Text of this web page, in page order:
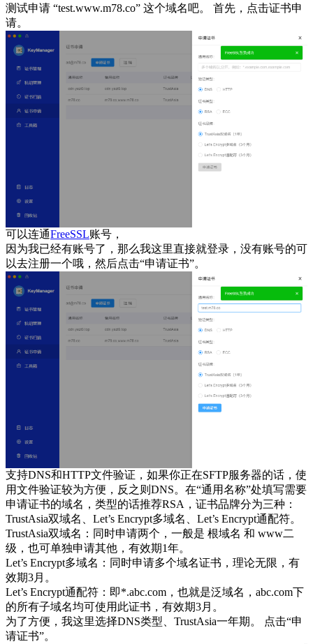
测试申请 “test.www.m78.co” 这个域名吧。 首先，点击证书申
请。
可以连通FreeSSL账号，
因为我已经有账号了，那么我这里直接就登录，没有账号的可
以去注册一个哦，然后点击“申请证书”。
支持DNS和HTTP文件验证，如果你正在SFTP服务器的话，使
用文件验证较为方便，反之则DNS。在“通用名称”处填写需要
申请证书的域名，类型的话推荐RSA，证书品牌分为三种：
TrustAsia双域名、Let’s Encrypt多域名、Let’s Encrypt通配符。
TrustAsia双域名：同时申请两个，一般是 根域名 和 www二
级，也可单独申请其他，有效期1年。
Let’s Encrypt多域名：同时申请多个域名证书，理论无限，有
效期3月。
Let’s Encrypt通配符：即*.abc.com，也就是泛域名，abc.com下
的所有子域名均可使用此证书，有效期3月。
为了方便，我这里选择DNS类型、TrustAsia一年期。 点击“申
请证书”。